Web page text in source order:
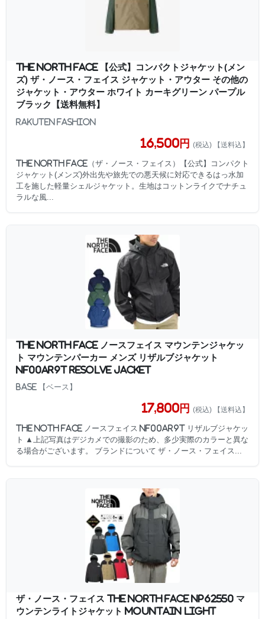
THE NORTH FACE 【公式】コンパクトジャケット(メン
ズ) ザ・ノース・フェイス ジャケット・アウター その他の
ジャケット・アウター ホワイト カーキグリーン パープル
ブラック【送料無料】
Rakuten Fashion
16,500円 (税込) 【送料込】
THE NORTH FACE（ザ・ノース・フェイス）【公式】コンパクト
ジャケット(メンズ)外出先や旅先での悪天候に対応できるはっ水加
工を施した軽量シェルジャケット。生地はコットンライクでナチュ
ラルな風...
THE NORTH FACE ノースフェイス マウンテンジャケッ
ト マウンテンパーカー メンズ リザルブジャケット
NF00AR9T RESOLVE JACKET
BASE 【ベース】
17,800円 (税込) 【送料込】
THE NOTH FACE ノースフェイス NF00AR9T リザルブジャケッ
ト ▲上記写真はデジカメでの撮影のため、多少実際のカラーと異な
る場合がございます。 ブランドについて ザ・ノース・フェイス...
ザ・ノース・フェイス THE NORTH FACE NP62550 マ
ウンテンライトジャケット MOUNTAIN LIGHT